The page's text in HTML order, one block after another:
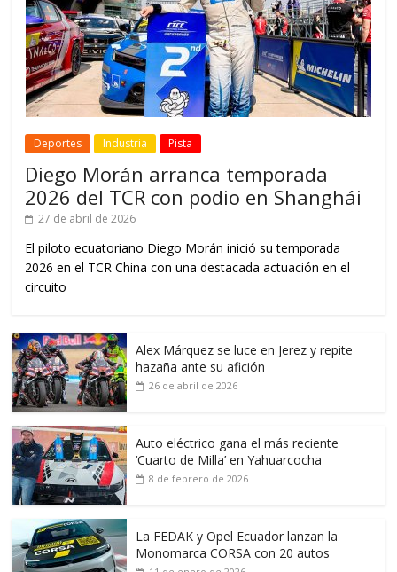
Deportes Industria Pista
Diego Morán arranca temporada
2026 del TCR con podio en Shanghái
27 de abril de 2026
El piloto ecuatoriano Diego Morán inició su temporada
2026 en el TCR China con una destacada actuación en el
circuito
Alex Márquez se luce en Jerez y repite
hazaña ante su afición
26 de abril de 2026
Auto eléctrico gana el más reciente
‘Cuarto de Milla’ en Yahuarcocha
8 de febrero de 2026
La FEDAK y Opel Ecuador lanzan la
Monomarca CORSA con 20 autos